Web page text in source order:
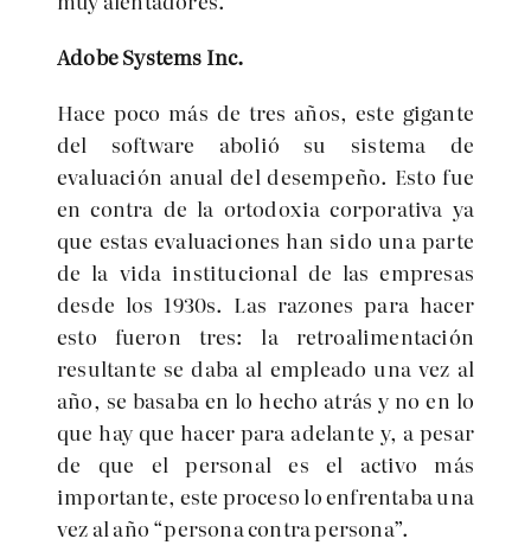
Adobe Systems Inc.
Hace poco más de tres años, este gigante
del software abolió su sistema de
evaluación anual del desempeño. Esto fue
en contra de la ortodoxia corporativa ya
que estas evaluaciones han sido una parte
de la vida institucional de las empresas
desde los 1930s. Las razones para hacer
esto fueron tres: la retroalimentación
resultante se daba al empleado una vez al
año, se basaba en lo hecho atrás y no en lo
que hay que hacer para adelante y, a pesar
de que el personal es el activo más
importante, este proceso lo enfrentaba una
vez al año “persona contra persona”.